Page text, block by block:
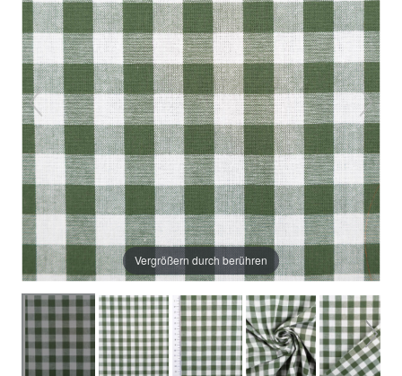
Vergrößern durch berühren